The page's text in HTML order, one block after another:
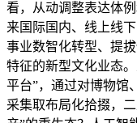
看，从动调整表达体
来国际国内、线上线
事业数智化转型、提
特征的新型文化业态
平台”，通过对博物馆
采集取布局化拾掇，